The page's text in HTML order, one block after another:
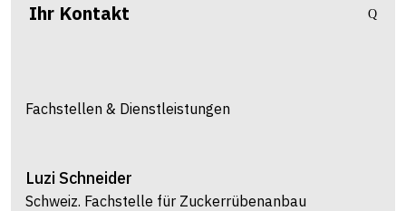
Ihr Kontakt
Fachstellen & Dienstleistungen
Luzi Schneider
Schweiz. Fachstelle für Zuckerrübenanbau